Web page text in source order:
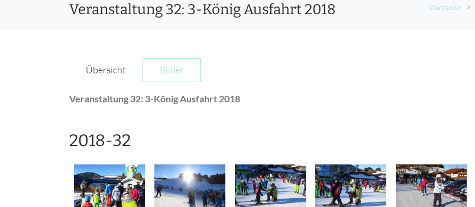
Veranstaltung 32: 3-König Ausfahrt 2018 Startseite
Übersicht Bilder
Veranstaltung 32: 3-König Ausfahrt 2018
2018-32